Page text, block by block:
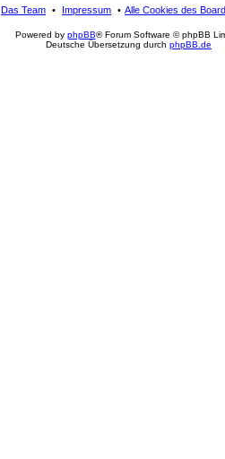
Alle Cookies des
Impressum
Das Team
Powered by phpBB® Forum Software © phpBB
Deutsche Übersetzung durch phpBB.de